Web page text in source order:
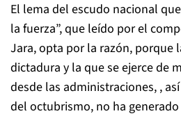
El lema del escudo nacional
la fuerza”, que leído por el
Jara, opta por la razón, porque
dictadura y la que se ejerce de
desde las administraciones, ,
del octubrismo, no ha